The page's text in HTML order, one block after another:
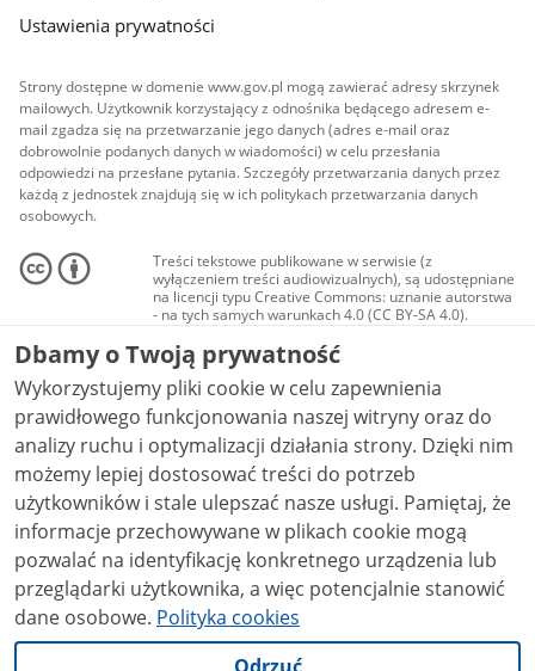
Ustawienia prywatności
Strony dostępne w domenie www.gov.pl mogą zawierać adresy skrzynek
mailowych. Użytkownik korzystający z odnośnika będącego adresem e-
mail zgadza się na przetwarzanie jego danych (adres e-mail oraz
dobrowolnie podanych danych w wiadomości) w celu przesłania
odpowiedzi na przesłane pytania. Szczegóły przetwarzania danych przez
każdą z jednostek znajdują się w ich politykach przetwarzania danych
osobowych.
Treści tekstowe publikowane w serwisie (z
wyłączeniem treści audiowizualnych), są udostępniane
na licencji typu Creative Commons: uznanie autorstwa
- na tych samych warunkach 4.0 (CC BY-SA 4.0).
Materiały audiowizualne, w tym zdjęcia, materiały
audio i wideo, są udostępniane na licencji typu
Creative Commons: uznanie autorstwa użycie
niekomercyjne - bez utworów zależnych 4.0 (CC BY-
NC-ND 4.0), o ile nie jest to stwierdzone inaczej.
Dbamy o Twoją prywatność
Wykorzystujemy pliki cookie w celu zapewnienia
prawidłowego funkcjonowania naszej witryny oraz do
analizy ruchu i optymalizacji działania strony. Dzięki nim
możemy lepiej dostosować treści do potrzeb
użytkowników i stale ulepszać nasze usługi. Pamiętaj, że
informacje przechowywane w plikach cookie mogą
pozwalać na identyfikację konkretnego urządzenia lub
przeglądarki użytkownika, a więc potencjalnie stanowić
dane osobowe. Polityka cookies